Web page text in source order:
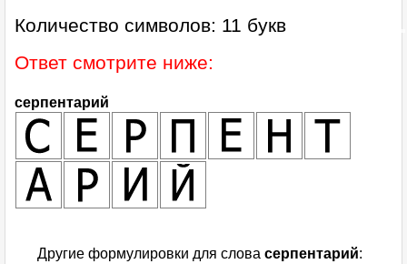
Количество символов: 11 букв
Ответ смотрите ниже:
серпентарий
Другие формулировки для слова серпентарий: